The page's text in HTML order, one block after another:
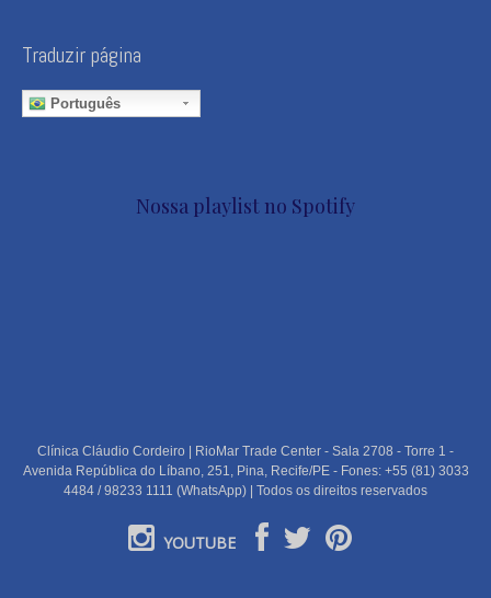
Traduzir página
Português
Nossa playlist no Spotify
Clínica Cláudio Cordeiro | RioMar Trade Center - Sala 2708 - Torre 1 -
Avenida República do Líbano, 251, Pina, Recife/PE - Fones: +55 (81) 3033
4484 / 98233 1111 (WhatsApp) | Todos os direitos reservados
YOUTUBE